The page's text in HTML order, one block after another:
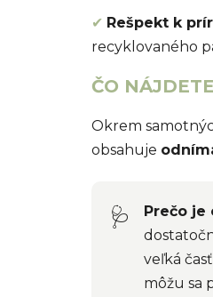
✔ Rešpekt k
recyklovaného
ČO
Okrem
obsahuje
🩺 Prečo je
veľká
môžu sa